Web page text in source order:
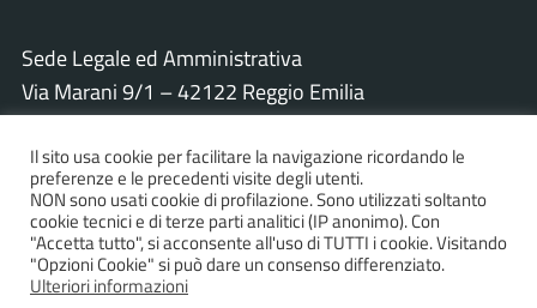
Sede Legale ed Amministrativa
Via Marani 9/1 – 42122 Reggio Emilia
Tel. 0522 571011 – Fax 0522 571030
Cod. Fisc. e P.IVA 01925120352
PEC:asp.re@pcert.postecert.it
E-mail:info@asp.re.it
Il sito usa cookie per facilitare la navigazione ricordando le
preferenze e le precedenti visite degli utenti.
NON sono usati cookie di profilazione. Sono utilizzati soltanto
cookie tecnici e di terze parti analitici (IP anonimo). Con
"Accetta tutto", si acconsente all'uso di TUTTI i cookie. Visitando
"Opzioni Cookie" si può dare un consenso differenziato.
Ulteriori informazioni